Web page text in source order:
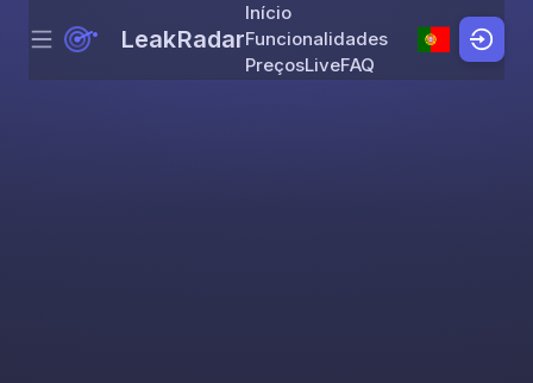
Skip to content
Menu LeakRadar
Início
Funcionalidades
PreçosLiveFAQ